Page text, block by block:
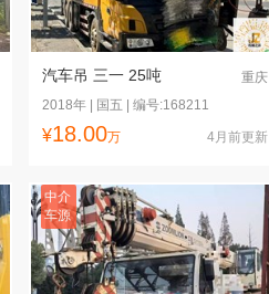
汽车吊 三一 25吨
重庆
2018年 | 国五 | 编号:168211
¥18.00万 4月前更新
中介
车源